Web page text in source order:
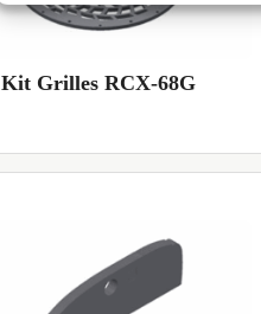
Kit Grilles RCX-68G